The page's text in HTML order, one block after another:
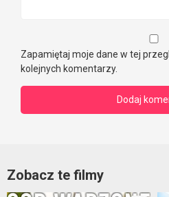
Zapamiętaj moje dane w tej
kolejnych komentarzy.
Zobacz te filmy